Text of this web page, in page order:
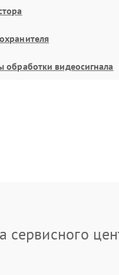
обработки видеосигнала
сервисного